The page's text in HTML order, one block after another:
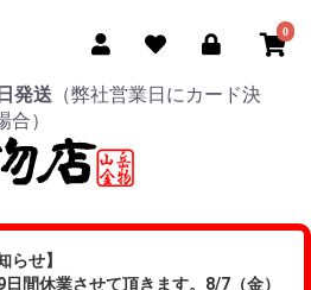
0
発送 （弊社営業日にカード決
）
らせ】
間休業させて頂きます。8/7（金）